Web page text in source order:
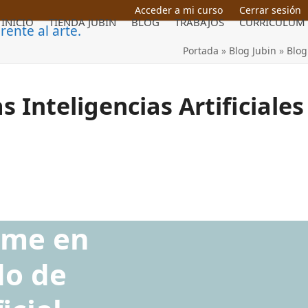
Acceder a mi curso Cerrar sesión
INICIO TIENDA JUBIN BLOG TRABAJOS CURRICULUM
Portada » Blog Jubin » Blog
Inteligencias Artificiales
en
de